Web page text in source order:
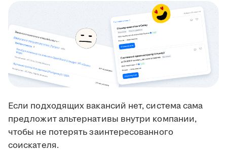
Если подходящих вакансий нет, система сама
предложит альтернативы внутри компании,
чтобы не потерять заинтересованного
соискателя.